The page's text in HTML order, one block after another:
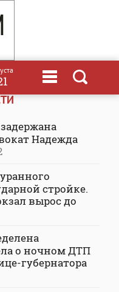
Надежда
стройке.
вырос до
о ночном ДТП
губернатора